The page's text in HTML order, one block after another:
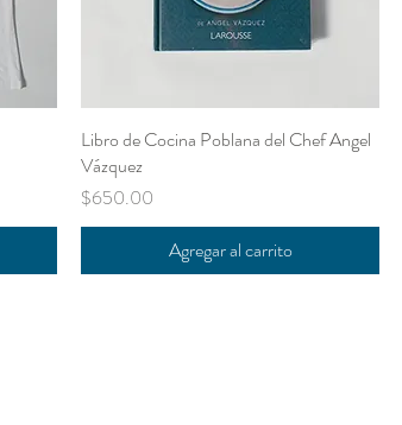
Libro de Cocina Poblana del Chef Angel
Vázquez
Precio
$650.00
Agregar al carrito